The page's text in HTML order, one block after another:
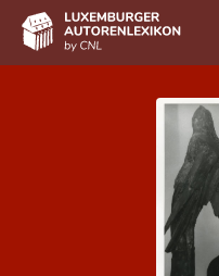
Autor(inn)en A-Z